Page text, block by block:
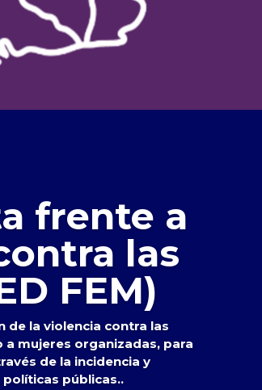
frente a
las
FEM)
de la violencia contra las
mujeres organizadas, para
de la incidencia y
públicas..